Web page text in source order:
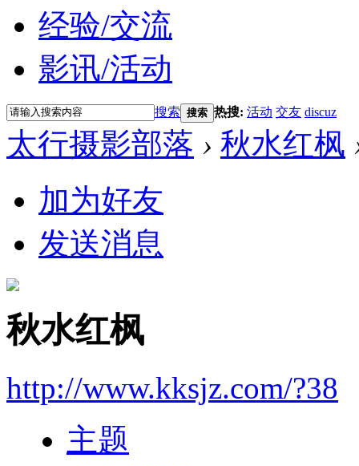
经验/交流
影讯/活动
搜索 搜索 热搜: 活动 交友 discuz
太行摄影部落 › 秋水红枫
加为好友
发送消息
秋水红枫
http://www.kksjz.com/?38
主题